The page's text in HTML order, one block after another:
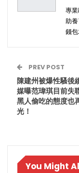
專業
助
錢包
PREV POST
陳建州被爆性騷後
媒曝范瑋琪目前失
黑人偷吃的態度也
光！
You Might